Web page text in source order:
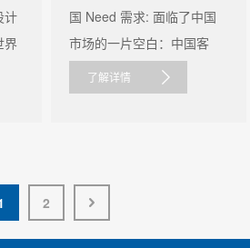
计
界
国 Need 需求: 面临了中国
市场的一片空白：中国客
户......
了解详情
2